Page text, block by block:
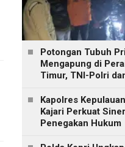
Potongan Tubuh
Mengapung di
Timur, TNI-Polri
Kapolres
Kajari Perkuat
Penegakan Hukum